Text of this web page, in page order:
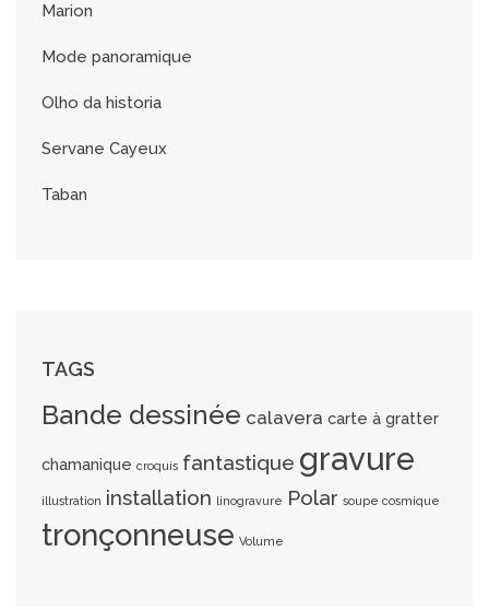
Marion
Mode panoramique
Olho da historia
Servane Cayeux
Taban
TAGS
Bande dessinée calavera carte à gratter
chamanique croquis fantastique gravure
illustration installation linogravure Polar soupe cosmique
tronçonneuse Volume